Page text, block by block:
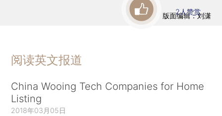
版面编辑：刘潇
2人赞赏
阅读英文报道
China Wooing Tech Companies for Home
Listing
2018年03月05日